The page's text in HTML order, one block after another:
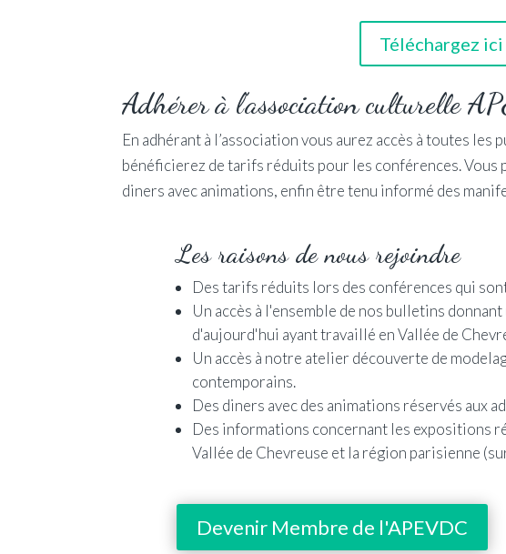
Téléchargez
Adhérer à l’association culturelle
En adhérant à l’association vous aurez accès à toutes
bénéficierez de tarifs réduits pour les conférences.
diners avec animations, enfin être tenu informé des
Les raisons de nous rejoindre
Des tarifs réduits lors des conférences qui
Un accès à l'ensemble de nos bulletins
d'aujourd'hui ayant travaillé en Vallée de
Un accès à notre atelier découverte de
contemporains.
Des diners avec des animations réservés aux
Des informations concernant les expositions
Vallée de Chevreuse et la région parisienne
Devenir Membre de l'APEVDC